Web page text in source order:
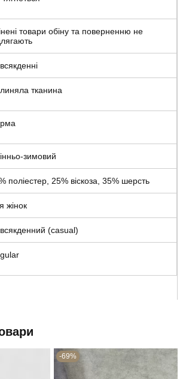
товари обіну та поверненню не
тканина
зимовий
поліестер, 25% віскоза, 35% шерсть
жінок
(casual)
-69%